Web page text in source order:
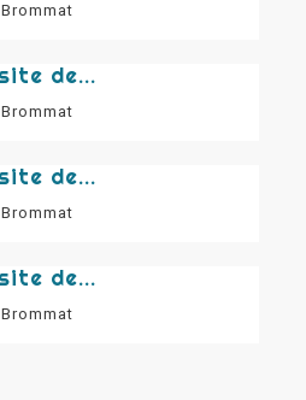
Brommat
Visite de la ferme aux ânes
Brommat
Visite de la ferme aux ânes
Brommat
Visite de la ferme aux ânes
Brommat